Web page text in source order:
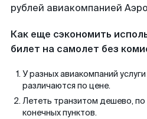
рублей авиакомпанией
Как еще сэкономить
билет на самолет без
У разных авиакомпаний
различаются по цене.
Лететь транзитом дешево,
конечных пунктов.